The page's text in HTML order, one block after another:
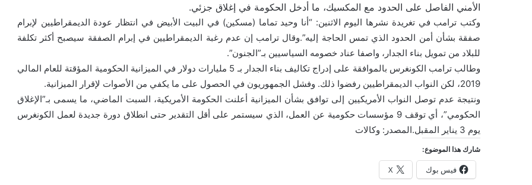
الأمني الفاصل على الحدود مع المكسيك، ما أدخل الحكومة في إغلاق جزئي.
وكتب ترامب في تغريدة نشرها اليوم الاثنين: “أنا وحيد تماما (مسكين) في البيت الأبيض في انتظار عودة الديمقراطيين لإبرام
صفقة بشأن أمن الحدود الذي تمس الحاجة إليه”.وقال ترامب إن عدم رغبة الديمقراطيين في إبرام الصفقة سيصبح أكثر تكلفة
للبلاد من تمويل بناء الجدار، واصفا عناد خصومه السياسيين بـ”الجنون”.
وطالب ترامب الكونغرس بالموافقة على إدراج تكاليف بناء الجدار بـ 5 مليارات دولار في الميزانية الحكومية المؤقتة للعام المالي
2019، لكن النواب الديمقراطيين رفضوا ذلك. وفشل الجمهوريون في الحصول على ما يكفي من الأصوات لإقرار الميزانية.
ونتيجة عدم توصل النواب الأمريكيين إلى توافق بشأن الميزانية أعلنت الحكومة الأمريكية، السبت الماضي، ما يسمى بـ”الإغلاق
الحكومي”، أي توقف 9 مؤسسات حكومية عن العمل، الذي سيستمر على أقل التقدير حتى انطلاق دورة جديدة لعمل الكونغرس
يوم 3 يناير المقبل.المصدر: وكالات
شارك هذا الموضوع:
فيس بوك X